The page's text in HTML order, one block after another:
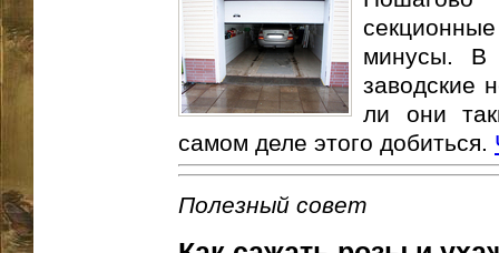
минусы. В
заводские
ли они
самом деле этого добиться.
Полезный совет